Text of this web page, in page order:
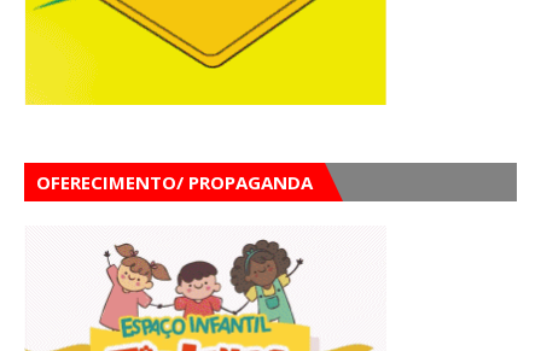
OFERECIMENTO/ PROPAGANDA